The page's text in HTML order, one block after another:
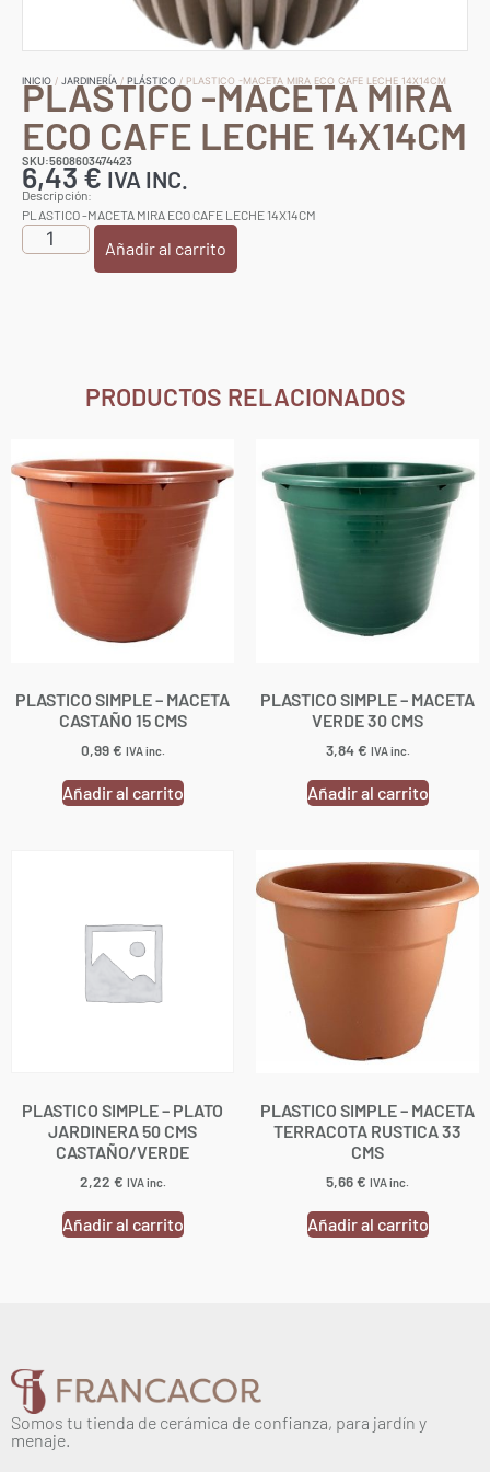
INICIO / JARDINERÍA / PLÁSTICO / PLASTICO -MACETA MIRA ECO CAFE LECHE 14X14CM
PLASTICO -MACETA MIRA
ECO CAFE LECHE 14X14CM
SKU:5608603474423
6,43€ IVA INC.
Descripción:
PLASTICO -MACETA MIRA ECO CAFE LECHE 14X14CM
Añadir al carrito
PRODUCTOS RELACIONADOS
PLASTICO SIMPLE – MACETA
CASTAÑO 15 CMS
0,99€ IVA inc.
Añadir al carrito
PLASTICO SIMPLE – MACETA
VERDE 30 CMS
3,84€ IVA inc.
Añadir al carrito
PLASTICO SIMPLE – PLATO
JARDINERA 50 CMS
CASTAÑO/VERDE
2,22 € IVA inc.
Añadir al carrito
PLASTICO SIMPLE – MACETA
TERRACOTA RUSTICA 33
CMS
5,66€ IVA inc.
Añadir al carrito
Somos tu tienda de cerámica de confianza, para jardín y
menaje.